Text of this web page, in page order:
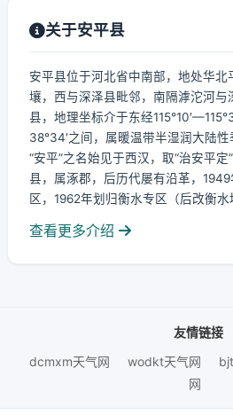
关于安平县
安平县位于河北省中南部，地处华北
壤，西与深泽县毗邻，南隔滹沱河与
县，地理坐标介于东经
38°34′之间，属暖温带半湿润大陆性
“安平”之名始见于西汉，取“治安平
县，属涿郡，后历代屡有沿革，
区，1962年划归衡水专区（后改衡水
查看更多介绍
友情链接
dcmxm天气网
wodkt天气网
网